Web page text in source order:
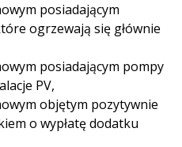
posiadającym
ogrzewają się głównie
posiadającym pompy
PV,
objętym pozytywnie
o wypłatę dodatku